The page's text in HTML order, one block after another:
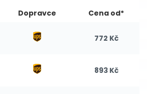
Dopravce Cena od*
772 Kč
893 Kč